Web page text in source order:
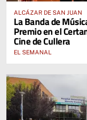
ALCÁZAR DE SAN JUAN
La Banda de
Premio en el
Cine de Cullera
EL SEMANAL